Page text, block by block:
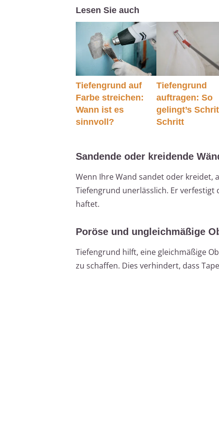
Lesen Sie auch
Tiefengrund auf
Farbe streichen:
Wann ist es
sinnvoll?
Tiefengrund
auftragen: So
gelingt’s
Schritt
Sandende oder kreidende
Wenn Ihre Wand sandet oder kreidet,
Tiefengrund unerlässlich. Er
haftet.
Poröse und ungleichmäßige
Tiefengrund hilft, eine gleichmäßige
zu schaffen. Dies verhindert, dass